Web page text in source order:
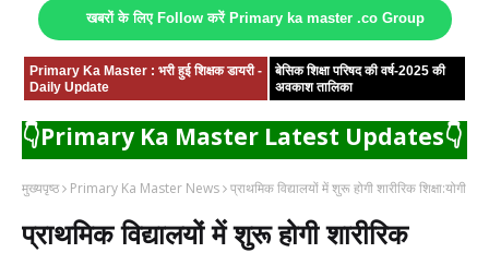
खबरों के लिए Follow करें Primary ka master .co Group
Primary Ka Master : भरी हुई शिक्षक डायरी -
Daily Update
बेसिक शिक्षा परिषद की वर्ष-2025 की
अवकाश तालिका
👇Primary Ka Master Latest Updates👇
मुख्यपृष्ठ Primary Ka Master News प्राथमिक विद्यालयों में शुरू होगी शारीरिक शिक्षा:योगी
प्राथमिक विद्यालयों में शुरू होगी शारीरिक